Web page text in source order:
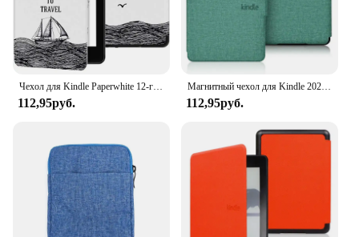
Чехол для Kindle Paperwhite 12-го поколения 2024 Signature Edition, 7-дюймовый кожаный чехол 6/7/10/11, защитный чехол
112,95руб.
Магнитный чехол для Kindle 2022 Paperwhite 5 4 3 2 1 2021 8th 10th 11th Generation 6 6,8 дюймов с автоматическим спящим режимом/пробуждением
112,95руб.